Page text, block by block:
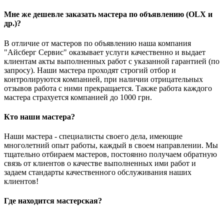
Мне же дешевле заказать мастера по объявлению (OLX и
др.)?
В отличие от мастеров по объявлению наша компания
"Айсберг Сервис" оказывает услуги качественно и выдает
клиентам акты выполненных работ с указанной гарантией (по
запросу). Наши мастера проходят строгий отбор и
контролируются компанией, при наличии отрицательных
отзывов работа с ними прекращается. Также работа каждого
мастера страхуется компанией до 1000 грн.
Кто наши мастера?
Наши мастера - специалисты своего дела, имеющие
многолетний опыт работы, каждый в своем направлении. Мы
тщательно отбираем мастеров, постоянно получаем обратную
связь от клиентов о качестве выполненных ими работ и
задаем стандарты качественного обслуживания наших
клиентов!
Где находится мастерская?